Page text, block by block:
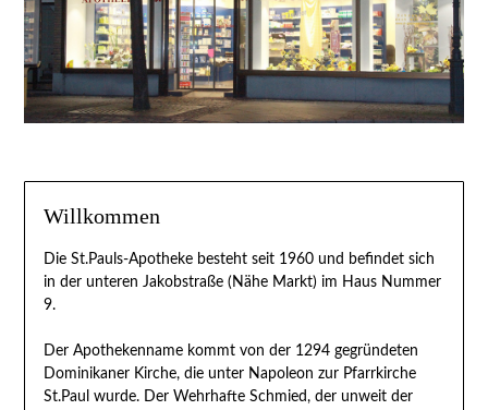
Willkommen
Die St.Pauls-Apotheke besteht seit 1960 und befindet sich
in der unteren Jakobstraße (Nähe Markt) im Haus Nummer
9.
Der Apothekenname kommt von der 1294 gegründeten
Dominikaner Kirche, die unter Napoleon zur Pfarrkirche
St.Paul wurde. Der Wehrhafte Schmied, der unweit der